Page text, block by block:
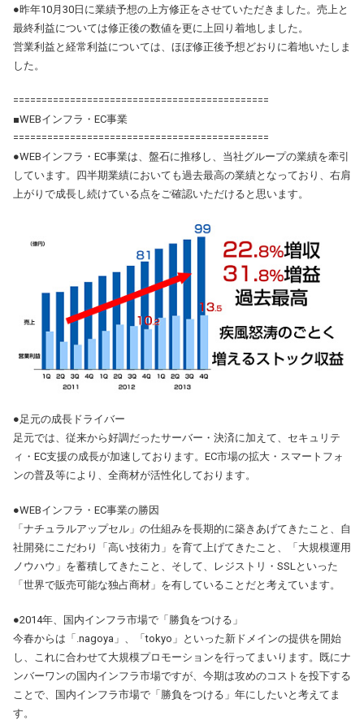
●昨年10月30日に業績予想の上方修正をさせていただきました。売上と
最終利益については修正後の数値を更に上回り着地しました。
営業利益と経常利益については、ほぼ修正後予想どおりに着地いたしま
した。
=============================================
■WEBインフラ・EC事業
=============================================
●WEBインフラ・EC事業は、盤石に推移し、当社グループの業績を牽引
しています。四半期業績においても過去最高の業績となっており、右肩
上がりで成長し続けている点をご確認いただけると思います。
●足元の成長ドライバー
足元では、従来から好調だったサーバー・決済に加えて、セキュリテ
ィ・EC支援の成長が加速しております。EC市場の拡大・スマートフォ
ンの普及等により、全商材が活性化しております。
●WEBインフラ・EC事業の勝因
「ナチュラルアップセル」の仕組みを長期的に築きあげてきたこと、自
社開発にこだわり「高い技術力」を育て上げてきたこと、「大規模運用
ノウハウ」を蓄積してきたこと、そして、レジストリ・SSLといった
「世界で販売可能な独占商材」を有していることだと考えています。
●2014年、国内インフラ市場で「勝負をつける」
今春からは「.nagoya」、「tokyo」といった新ドメインの提供を開始
し、これに合わせて大規模プロモーションを行ってまいります。既にナ
ンバーワンの国内インフラ市場ですが、今期は攻めのコストを投下する
ことで、国内インフラ市場で「勝負をつける」年にしたいと考えてま
す。